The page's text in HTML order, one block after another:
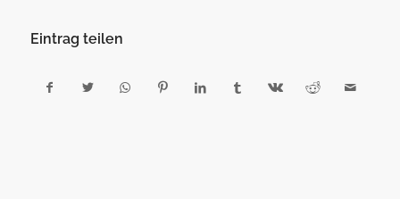
Eintrag teilen